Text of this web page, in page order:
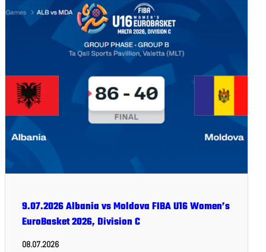
9.07.2026 Albania vs Moldova FIBA U16 Women’s
EuroBasket 2026, Division C
08.07.2026